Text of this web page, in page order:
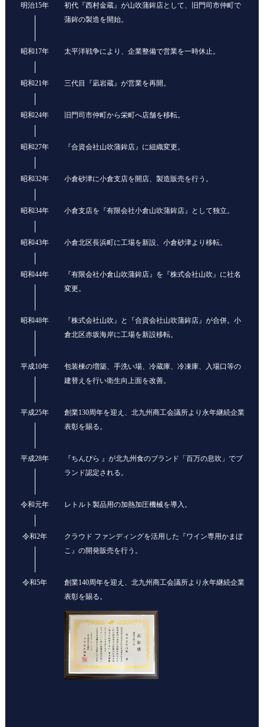
明治15年
初代『西村金蔵』が山吹蒲鉾店として、旧門司市仲町で
蒲鉾の製造を開始。
昭和17年 太平洋戦争により、企業整備で営業を一時休止。
昭和21年 三代目『凪岩蔵』が営業を再開。
昭和24年 旧門司市仲町から栄町へ店舗を移転。
昭和27年 『合資会社山吹蒲鉾店』に組織変更。
昭和32年 小倉砂津に小倉支店を開店、製造販売を行う。
昭和34年 小倉支店を『有限会社小倉山吹蒲鉾店』として独立。
昭和43年 小倉北区長浜町に工場を新設、小倉砂津より移転。
昭和44年
『有限会社小倉山吹蒲鉾店』を『株式会社山吹』に社名
変更。
昭和48年
『株式会社山吹』と『合資会社山吹蒲鉾店』が合併。小
倉北区赤坂海岸に工場を新設移転。
平成10年
包装棟の増築、手洗い場、冷蔵庫、冷凍庫、入場口等の
建替えを行い衛生向上面を改善。
平成25年
創業130周年を迎え、北九州商工会議所より永年継続企業
表彰を賜る。
平成28年
『ちんぴら 』が北九州食のブランド「百万の息吹」でブ
ランド認定される。
令和元年 レトルト製品用の加熱加圧機械を導入。
令和2年
クラウド ファンディングを活用した『ワイン専用かまぼ
こ』の開発販売を行う。
令和5年
創業140周年を迎え、北九州商工会議所より永年継続企業
表彰を賜る。